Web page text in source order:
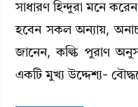
সাধারণ হিন্দুরা মনে
হবেন সকল অন্যায়,
জানেন, কল্কি পুরাণ
একটি মুখ্য উদ্দেশ্য-